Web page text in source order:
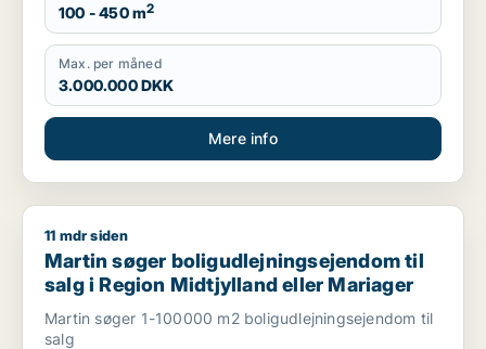
100 - 450 m2
Max. per måned
3.000.000 DKK
Mere info
Martin søger boligudlejningsejendom til salg i Region
11 mdr siden
Martin søger boligudlejningsejendom til
salg i Region Midtjylland eller Mariager
Martin søger 1-100000 m2 boligudlejningsejendom til
salg